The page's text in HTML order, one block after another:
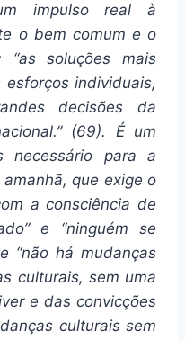
impulso real à
o bem comum e o
soluções mais
individuais,
decisões da
(69). É um
necessário para a
que exige o
a consciência de
e “ninguém se
“não há mudanças
culturais, sem uma
e das convicções
culturais sem